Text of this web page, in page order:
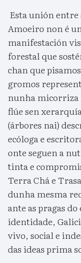
Esta unión entre
Amoeiro non é
manifestación
forestal que
chan que
gromos
nunha micorriza
flúe sen
(árbores nai)
ecóloga e
onte seguen a
tinta e
Terra Chá e
dunha mesma
ante as pragas do
identidade,
vivo, social e
das ideas prima